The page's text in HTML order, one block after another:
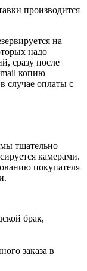
производится
на
надо
сразу после
копию
случае оплаты с
тщательно
камерами.
покупателя
брак,
заказа в